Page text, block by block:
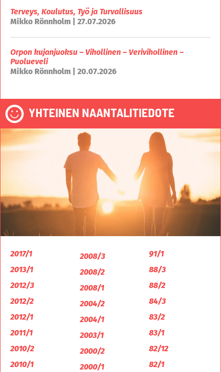
Terveys, Koulutus, Työ ja Turvallisuus
Mikko Rönnholm | 27.07.2026
Orpon kujanjuoksu – Vihollinen – Verivihollinen –
Puolueveli
Mikko Rönnholm | 20.07.2026
YHTEINEN NAANTALITIEDOTE
2017/1
2013/1
2012/3
2012/2
2012/1
2011/1
2010/2
2010/1
2008/3
2008/2
2008/1
2004/2
2004/1
2003/1
2000/2
2000/1
91/1
88/3
88/2
84/3
83/2
83/1
82/12
82/1